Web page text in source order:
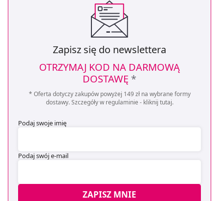
Zapisz się do newslettera
OTRZYMAJ KOD NA DARMOWĄ
DOSTAWĘ *
* Oferta dotyczy zakupów powyżej 149 zł na wybrane formy
dostawy. Szczegóły w regulaminie - kliknij tutaj.
Podaj swoje imię
Podaj swój e-mail
ZAPISZ MNIE